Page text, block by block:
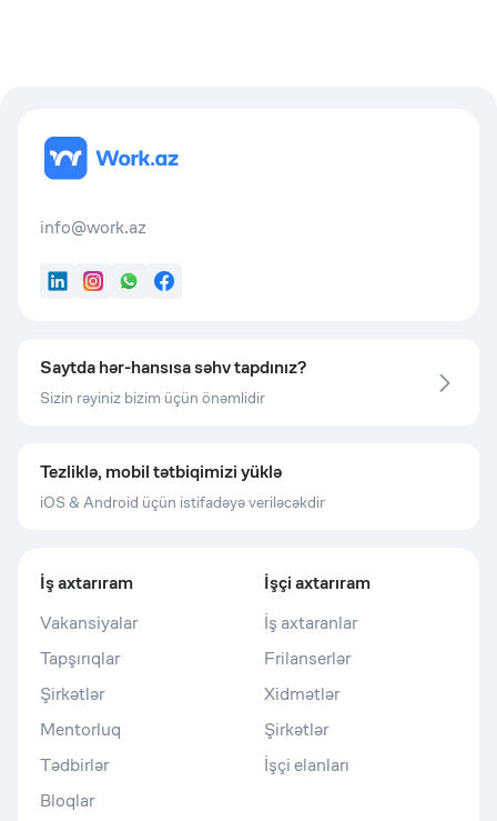
info@work.az
LinkedInInstagram
WhatsApp
Facebook
Saytda hər-hansısa səhv tapdınız?
Sizin rəyiniz bizim üçün önəmlidir
Tezliklə, mobil tətbiqimizi yüklə
iOS & Android üçün istifadəyə veriləcəkdir
İş axtarıram
Vakansiyalar
Tapşırıqlar
Şirkətlər
Mentorluq
Tədbirlər
Bloqlar
İşçi axtarıram
İş axtaranlar
Frilanserlər
Xidmətlər
Şirkətlər
İşçi elanları